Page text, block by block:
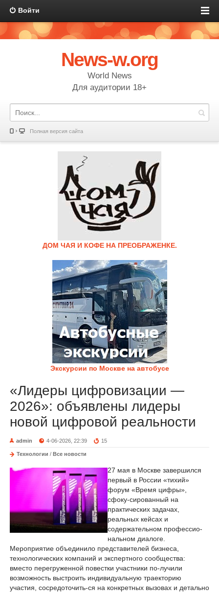
Войти
News-w.org
World News
Для аудитории 18+
Полная версия сайта
ДОМ ЧАЯ И КОФЕ НА ПРЕОБРАЖЕНКЕ.
Экскурсии по Москве на автобусе
«Лидеры цифровизации —
2026»: объявлены лидеры
новой цифровой реальности
admin 4-06-2026, 22:39 15
Технологии / Все новости
27 мая в Москве завершился
первый в России «тихий»
форум «Время цифры»,
сфоку-сированный на
практических задачах,
реальных кейсах и
содержательном профессио-
нальном диалоге.
Мероприятие объединило представителей бизнеса,
технологических компаний и экспертного сообщества:
вместо перегруженной повестки участники по-лучили
возможность выстроить индивидуальную траекторию
участия, сосредоточить-ся на конкретных вызовах и детально